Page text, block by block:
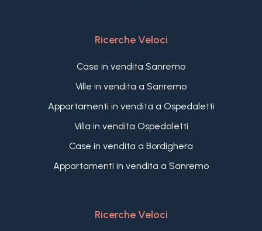
Ricerche Veloci
Case in vendita Sanremo
Ville in vendita a Sanremo
Appartamenti in vendita a Ospedaletti
Villa in vendita Ospedaletti
Case in vendita a Bordighera
Appartamenti in vendita a Sanremo
Ricerche Veloci